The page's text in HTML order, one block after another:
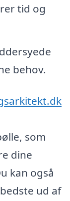
tid og
behov.
som
dine
kan også
ud af